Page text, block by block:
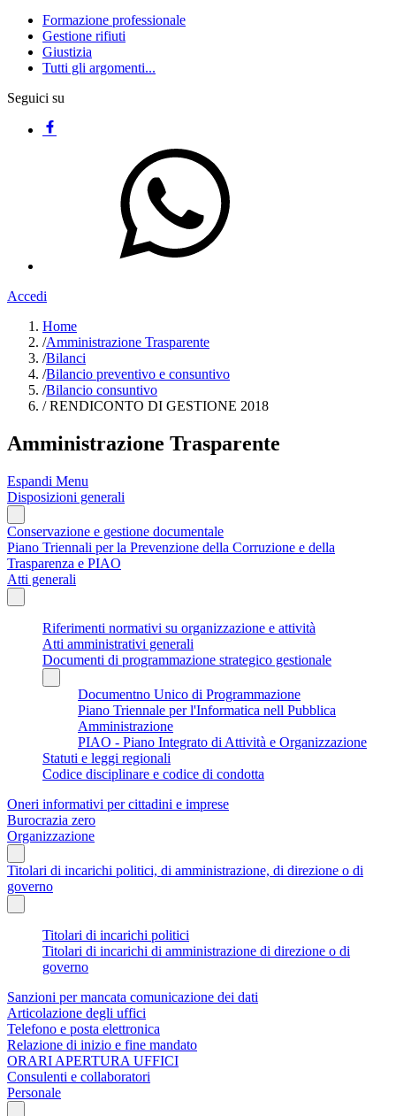
Formazione professionale
Gestione rifiuti
Giustizia
Tutti gli argomenti...
Seguici su
Accedi
Home
/Amministrazione Trasparente
/Bilanci
/Bilancio preventivo e consuntivo
/Bilancio consuntivo
/RENDICONTO DI GESTIONE 2018
Amministrazione Trasparente
Espandi Menu
Disposizioni generali
Conservazione e gestione documentale
Piano Triennali per la Prevenzione della Corruzione e della
Trasparenza e PIAO
Atti generali
Riferimenti normativi su organizzazione e attività
Atti amministrativi generali
Documenti di programmazione strategico gestionale
Documentno Unico di Programmazione
Piano Triennale per l'Informatica nell Pubblica
Amministrazione
PIAO - Piano Integrato di Attività e Organizzazione
Statuti e leggi regionali
Codice disciplinare e codice di condotta
Oneri informativi per cittadini e imprese
Burocrazia zero
Organizzazione
Titolari di incarichi politici, di amministrazione, di direzione o di
governo
Titolari di incarichi politici
Titolari di incarichi di amministrazione di direzione o di
governo
Sanzioni per mancata comunicazione dei dati
Articolazione degli uffici
Telefono e posta elettronica
Relazione di inizio e fine mandato
ORARI APERTURA UFFICI
Consulenti e collaboratori
Personale